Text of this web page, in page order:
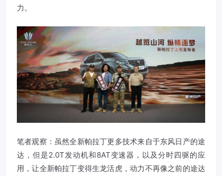
力。
笔者观察：虽然全新帕拉丁更多技术来自于东风日产的途
达，但是2.0T发动机和8AT变速器，以及分时四驱的应
用，让全新帕拉丁变得生龙活虎，动力不再像之前的途达